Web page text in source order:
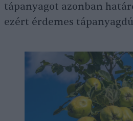
tápanyagot azonban
ezért érdemes